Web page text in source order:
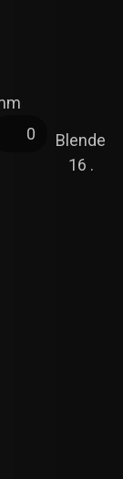
0
Blende
16 .